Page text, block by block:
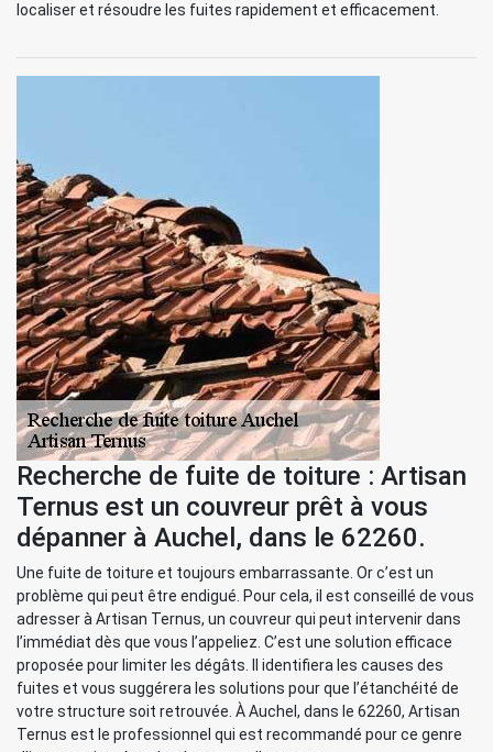
localiser et résoudre les fuites rapidement et efficacement.
Recherche de fuite de toiture : Artisan
Ternus est un couvreur prêt à vous
dépanner à Auchel, dans le 62260.
Une fuite de toiture et toujours embarrassante. Or c’est un
problème qui peut être endigué. Pour cela, il est conseillé de vous
adresser à Artisan Ternus, un couvreur qui peut intervenir dans
l’immédiat dès que vous l’appeliez. C’est une solution efficace
proposée pour limiter les dégâts. Il identifiera les causes des
fuites et vous suggérera les solutions pour que l’étanchéité de
votre structure soit retrouvée. À Auchel, dans le 62260, Artisan
Ternus est le professionnel qui est recommandé pour ce genre